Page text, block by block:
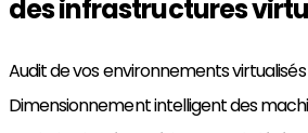
des infrastructures
Audit de vos environnements virtualisés
Dimensionnement intelligent des